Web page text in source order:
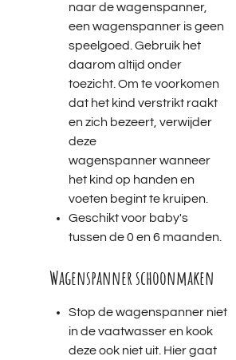
naar de wagenspanner,
een wagenspanner is geen
speelgoed. Gebruik het
daarom altijd onder
toezicht. Om te voorkomen
dat het kind verstrikt raakt
en zich bezeert, verwijder
deze
wagenspanner wanneer
het kind op handen en
voeten begint te kruipen.
Geschikt voor baby's
tussen de 0 en 6 maanden.
Wagenspanner schoonmaken
Stop de wagenspanner niet
in de vaatwasser en kook
deze ook niet uit. Hier gaat